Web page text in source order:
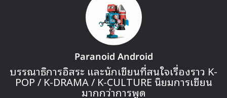
32 Girls’ Generation
33 Car, the Garden
34 อีมูจิน